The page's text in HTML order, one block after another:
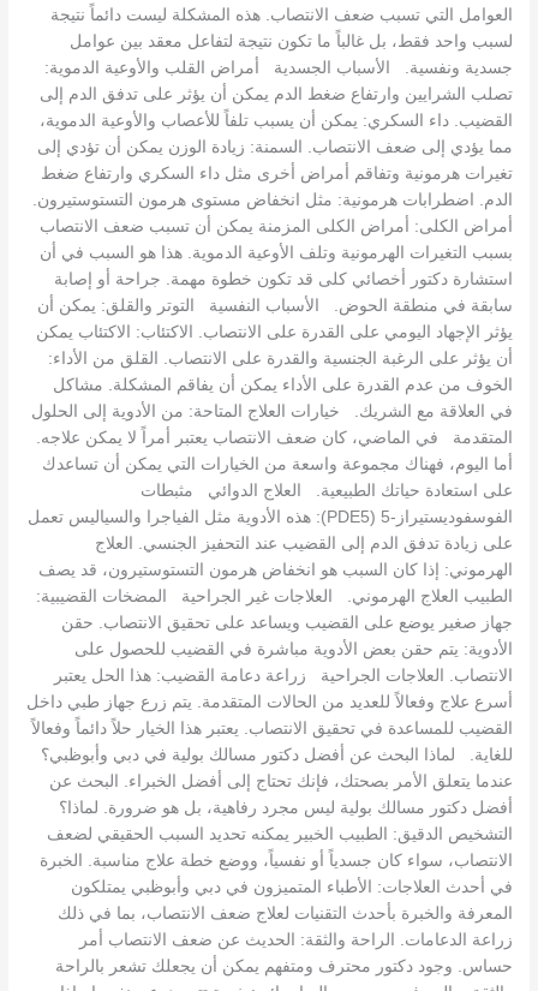
العوامل التي تسبب ضعف الانتصاب. هذه المشكلة ليست دائماً نتيجة
لسبب واحد فقط، بل غالباً ما تكون نتيجة لتفاعل معقد بين عوامل
جسدية ونفسية. الأسباب الجسدية أمراض القلب والأوعية الدموية:
تصلب الشرايين وارتفاع ضغط الدم يمكن أن يؤثر على تدفق الدم إلى
القضيب. داء السكري: يمكن أن يسبب تلفاً للأعصاب والأوعية الدموية،
مما يؤدي إلى ضعف الانتصاب. السمنة: زيادة الوزن يمكن أن تؤدي إلى
تغيرات هرمونية وتفاقم أمراض أخرى مثل داء السكري وارتفاع ضغط
الدم. اضطرابات هرمونية: مثل انخفاض مستوى هرمون التستوستيرون.
أمراض الكلى: أمراض الكلى المزمنة يمكن أن تسبب ضعف الانتصاب
بسبب التغيرات الهرمونية وتلف الأوعية الدموية. هذا هو السبب في أن
استشارة دكتور أخصائي كلى قد تكون خطوة مهمة. جراحة أو إصابة
سابقة في منطقة الحوض. الأسباب النفسية التوتر والقلق: يمكن أن
يؤثر الإجهاد اليومي على القدرة على الانتصاب. الاكتئاب: الاكتئاب يمكن
أن يؤثر على الرغبة الجنسية والقدرة على الانتصاب. القلق من الأداء:
الخوف من عدم القدرة على الأداء يمكن أن يفاقم المشكلة. مشاكل
في العلاقة مع الشريك. خيارات العلاج المتاحة: من الأدوية إلى الحلول
المتقدمة في الماضي، كان ضعف الانتصاب يعتبر أمراً لا يمكن علاجه.
أما اليوم، فهناك مجموعة واسعة من الخيارات التي يمكن أن تساعدك
على استعادة حياتك الطبيعية. العلاج الدوائي مثبطات
الفوسفوديستيراز-5 (PDE5): هذه الأدوية مثل الفياجرا والسياليس تعمل
على زيادة تدفق الدم إلى القضيب عند التحفيز الجنسي. العلاج
الهرموني: إذا كان السبب هو انخفاض هرمون التستوستيرون، قد يصف
الطبيب العلاج الهرموني. العلاجات غير الجراحية المضخات القضيبية:
جهاز صغير يوضع على القضيب ويساعد على تحقيق الانتصاب. حقن
الأدوية: يتم حقن بعض الأدوية مباشرة في القضيب للحصول على
الانتصاب. العلاجات الجراحية زراعة دعامة القضيب: هذا الحل يعتبر
أسرع علاج وفعالاً للعديد من الحالات المتقدمة. يتم زرع جهاز طبي داخل
القضيب للمساعدة في تحقيق الانتصاب. يعتبر هذا الخيار حلاً دائماً وفعالاً
للغاية. لماذا البحث عن أفضل دكتور مسالك بولية في دبي وأبوظبي؟
عندما يتعلق الأمر بصحتك، فإنك تحتاج إلى أفضل الخبراء. البحث عن
أفضل دكتور مسالك بولية ليس مجرد رفاهية، بل هو ضرورة. لماذا؟
التشخيص الدقيق: الطبيب الخبير يمكنه تحديد السبب الحقيقي لضعف
الانتصاب، سواء كان جسدياً أو نفسياً، ووضع خطة علاج مناسبة. الخبرة
في أحدث العلاجات: الأطباء المتميزون في دبي وأبوظبي يمتلكون
المعرفة والخبرة بأحدث التقنيات لعلاج ضعف الانتصاب، بما في ذلك
زراعة الدعامات. الراحة والثقة: الحديث عن ضعف الانتصاب أمر
حساس. وجود دكتور محترف ومتفهم يمكن أن يجعلك تشعر بالراحة